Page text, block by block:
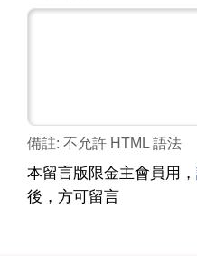
備註: 不允許 HTML 語法
本留言版限金主會員用，
後，方可留言